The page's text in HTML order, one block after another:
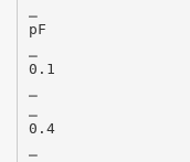
pF
0.1
0.4